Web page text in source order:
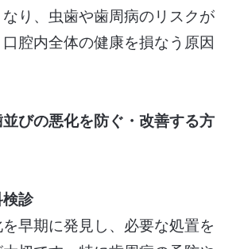
り、虫歯や歯周病のリスクが
腔内全体の健康を損なう原因
びの悪化を防ぐ・改善する方
診
早期に発見し、必要な処置を